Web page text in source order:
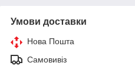
Умови доставки
Нова Пошта
Самовивіз